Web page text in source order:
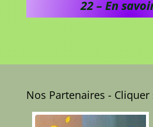
22 – En
Nos Partenaires -